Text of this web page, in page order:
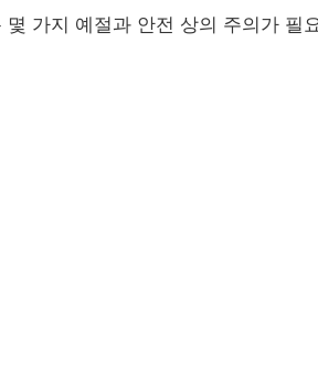
가지 예절과 안전 상의 주의가 필